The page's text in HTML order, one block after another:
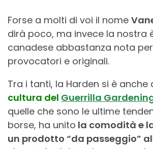
Forse a molti di voi il nome
dirà poco, ma invece la nostra
canadese abbastanza nota
provocatori e originali.
Tra i tanti, la Harden si è
cultura del Guerrilla
quelle che sono le ultime
borse, ha unito la comodità e
un prodotto “da passeggio”